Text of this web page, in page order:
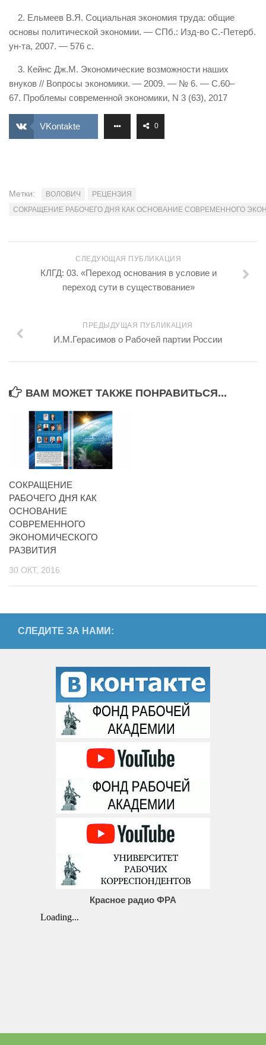
2. Ельмеев В.Я. Социальная экономия труда: общие
основы политической экономии. — СПб.: Изд-во С.-Петерб.
ун-та, 2007. — 576 с.
3. Кейнс Дж.М. Экономические возможности наших
внуков // Вопросы экономики. — 2009. — № 6. — С.60–
67. Проблемы современной экономики, N 3 (63), 2017
VKontakte 0
Метки: ВОЛОВИЧ
РЕЦЕНЗИЯ
СОКРАЩЕНИЕ РАБОЧЕГО ДНЯ КАК ОСНОВАНИЕ СОВРЕМЕННОГО
СЛЕДУЮЩАЯ ПУБЛИКАЦИЯ
КЛГД: 03. «Переход основания в условие и
переход сути в существование»
ПРЕДЫДУЩАЯ ПУБЛИКАЦИЯ
И.М.Герасимов о Рабочей партии России
ВАМ МОЖЕТ ТАКЖЕ ПОНРАВИТЬСЯ...
СОКРАЩЕНИЕ
РАБОЧЕГО ДНЯ КАК
ОСНОВАНИЕ
СОВРЕМЕННОГО
ЭКОНОМИЧЕСКОГО
РАЗВИТИЯ
30 ОКТ, 2016
СЛЕДИТЕ ЗА НАМИ:
Красное радио ФРА